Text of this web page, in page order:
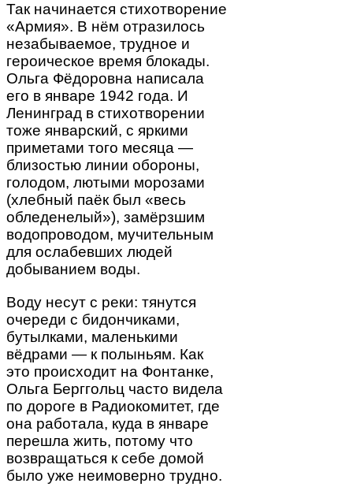
Так начинается стихотворение
«Армия». В нём отразилось
незабываемое, трудное и
героическое время блокады.
Ольга Фёдоровна написала
его в январе 1942 года. И
Ленинград в стихотворении
тоже январский, с яркими
приметами того месяца —
близостью линии обороны,
голодом, лютыми морозами
(хлебный паёк был «весь
обледенелый»), замёрзшим
водопроводом, мучительным
для ослабевших людей
добыванием воды.
Воду несут с реки: тянутся
очереди с бидончиками,
бутылками, маленькими
вёдрами — к полыньям. Как
это происходит на Фонтанке,
Ольга Берггольц часто видела
по дороге в Радиокомитет, где
она работала, куда в январе
перешла жить, потому что
возвращаться к себе домой
было уже неимоверно трудно.